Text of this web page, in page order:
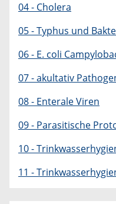
04 - Cholera
05 - Typhus und
06 - E. coli
07 - akultativ
08 - Enterale Viren
09 - Parasitische
10 -
11 -